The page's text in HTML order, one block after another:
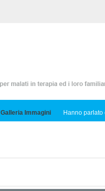
Galleria Immagini Hanno parlato